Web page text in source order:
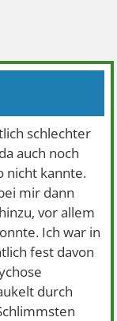
schlechter
auch noch
nicht kannte.
mir dann
vor allem
Ich war in
fest davon
durch